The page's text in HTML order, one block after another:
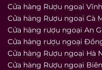
Cửa hàng Rượu ngoại
Cửa hàng Rượu ngoại Cà
Cửa hàng rượu ngoại An
Cửa hàng rượu ngoại
Cửa hàng Rượu ngoại Hà
Cửa hàng Rượu ngoại